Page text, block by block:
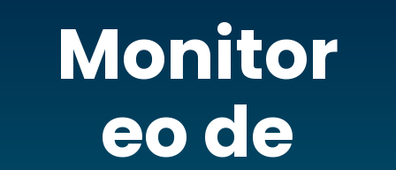
Monitor
eo de